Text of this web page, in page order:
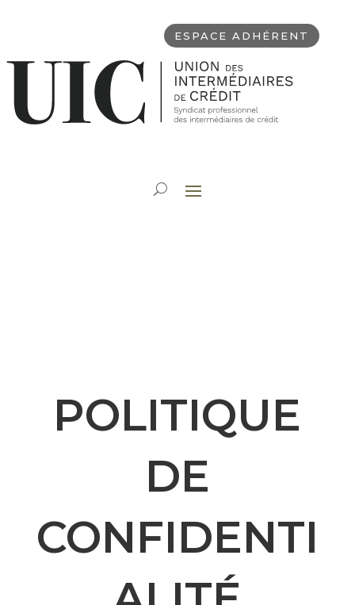
ESPACE ADHÉRENT
POLITIQUE
DE
CONFIDENTI